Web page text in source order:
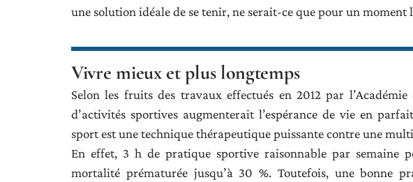
une solution idéale de se tenir, ne serait-ce que pour un moment
Vivre mieux et plus longtemps
Selon les fruits des travaux effectués en 2012 par
d’activités sportives augmenterait l’espérance de vie en
sport est une technique thérapeutique puissante contre une
En effet, 3 h de pratique sportive raisonnable par semaine
mortalité prématurée jusqu’à 30 %. Toutefois, une bonne